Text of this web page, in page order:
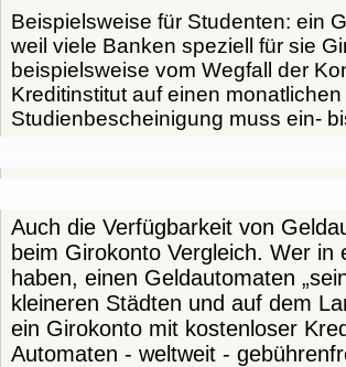
Beispielsweise für Studenten: ein
weil viele Banken speziell für sie
beispielsweise vom Wegfall der
Kreditinstitut auf einen
Studienbescheinigung muss ein-
Auch die Verfügbarkeit von
beim Girokonto Vergleich. Wer
haben, einen Geldautomaten
kleineren Städten und auf dem
ein Girokonto mit kostenloser
Automaten - weltweit -